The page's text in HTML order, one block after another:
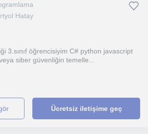
Hatay
3.sınıf öğrencisiyim C# python javascript
siber güvenliğin temelle...
Ücretsiz iletişime geç